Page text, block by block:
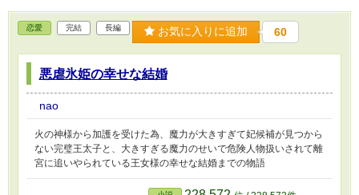
恋愛 完結 長編 お気に入りに追加 60
悪虐氷姫の幸せな結婚
nao
火の神様から加護を受けた為、魔力が大きすぎて妃候補が見つから
ない完璧王太子と、大きすぎる魔力のせいで危険人物扱いされて離
宮に追いやられている王女様の幸せな結婚までの物語